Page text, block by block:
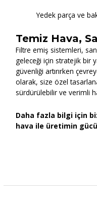
Yedek parça ve
Temiz Hava,
Filtre emiş sistemleri,
geleceği için stratejik bir
güvenliği artırırken
olarak, size özel
sürdürülebilir ve verimli
Daha fazla bilgi için
hava ile üretimin